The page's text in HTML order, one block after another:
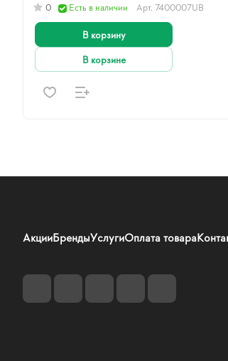
0 Есть в наличии Арт. 7400007UB
В корзину
В корзине
АкцииБрендыУслугиОплата товара